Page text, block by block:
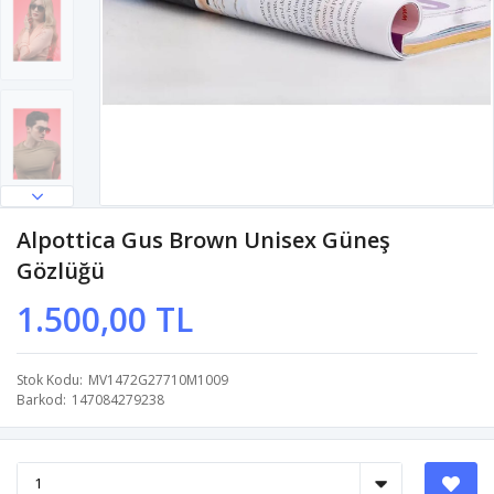
Alpottica Gus Brown Unisex Güneş
Gözlüğü
1.500,00 TL
Stok Kodu MV1472G27710M1009
Barkod 147084279238